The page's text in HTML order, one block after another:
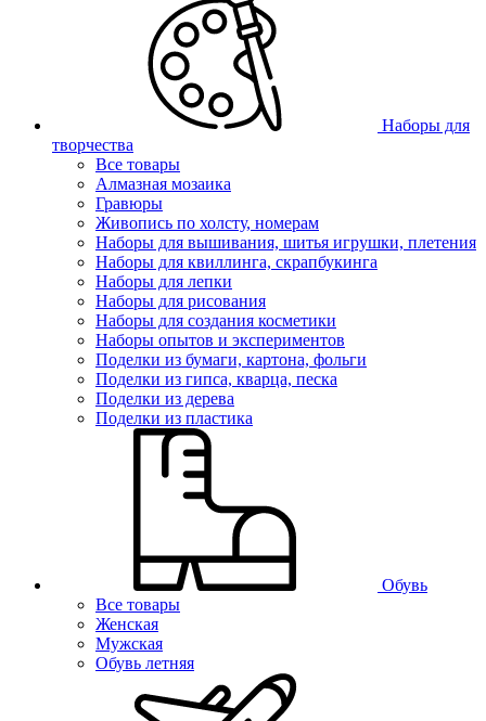
Наборы для
творчества
Все товары
Алмазная мозаика
Гравюры
Живопись по холсту, номерам
Наборы для вышивания, шитья игрушки, плетения
Наборы для квиллинга, скрапбукинга
Наборы для лепки
Наборы для рисования
Наборы для создания косметики
Наборы опытов и экспериментов
Поделки из бумаги, картона, фольги
Поделки из гипса, кварца, песка
Поделки из дерева
Поделки из пластика
Обувь
Все товары
Женская
Мужская
Обувь летняя